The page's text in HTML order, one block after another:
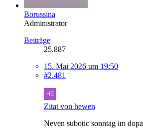
Borussina
Administrator
Beiträge
25.887
15. Mai 2026 um 19:50
#2.481
Zitat von hewen
Neven subotic sonntag im dopa